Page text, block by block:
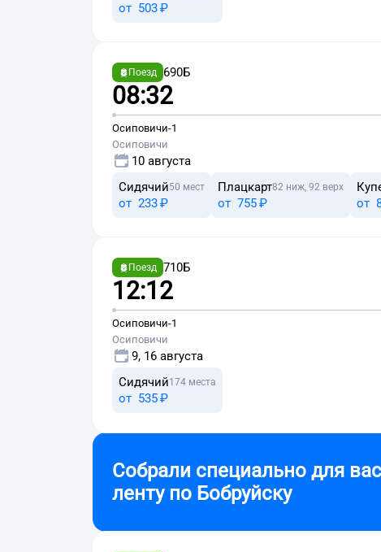
от 503 ⁠₽
Поезд 690Б
08:32
Осиповичи-1
Осиповичи
10 августа
Сидячий50 мест
от 233 ⁠₽
Плацкарт82 ниж, 92 верх
от 755 ⁠₽ от
Поезд 710Б
12:12
Осиповичи-1
Осиповичи
9, 16 августа
Сидячий174 места
от 535 ⁠₽
Собрали специально для
ленту по Бобруйску